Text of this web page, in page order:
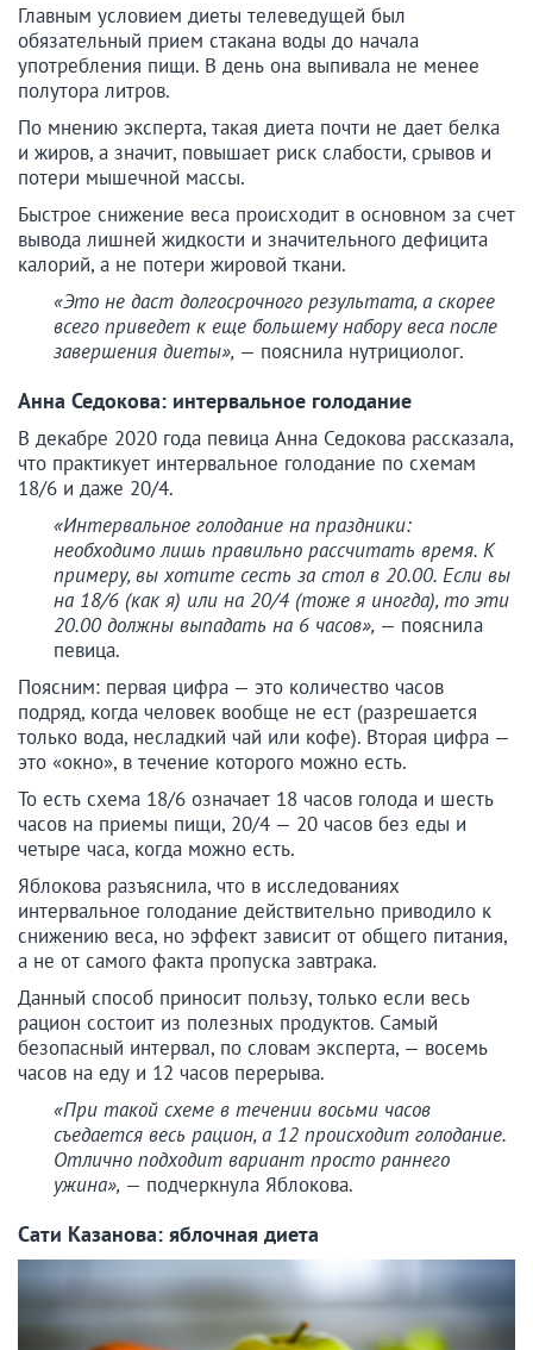
Главным условием диеты телеведущей был
обязательный прием стакана воды до начала
употребления пищи. В день она выпивала не менее
полутора литров.
По мнению эксперта, такая диета почти не дает белка
и жиров, а значит, повышает риск слабости, срывов и
потери мышечной массы.
Быстрое снижение веса происходит в основном за счет
вывода лишней жидкости и значительного дефицита
калорий, а не потери жировой ткани.
«Это не даст долгосрочного результата, а скорее
всего приведет к еще большему набору веса после
завершения диеты», — пояснила нутрициолог.
Анна Седокова: интервальное голодание
В декабре 2020 года певица Анна Седокова рассказала,
что практикует интервальное голодание по схемам
18/6 и даже 20/4.
«Интервальное голодание на праздники:
необходимо лишь правильно рассчитать время. К
примеру, вы хотите сесть за стол в 20.00. Если вы
на 18/6 (как я) или на 20/4 (тоже я иногда), то эти
20.00 должны выпадать на 6 часов», — пояснила
певица.
Поясним: первая цифра — это количество часов
подряд, когда человек вообще не ест (разрешается
только вода, несладкий чай или кофе). Вторая цифра —
это «окно», в течение которого можно есть.
То есть схема 18/6 означает 18 часов голода и шесть
часов на приемы пищи, 20/4 — 20 часов без еды и
четыре часа, когда можно есть.
Яблокова разъяснила, что в исследованиях
интервальное голодание действительно приводило к
снижению веса, но эффект зависит от общего питания,
а не от самого факта пропуска завтрака.
Данный способ приносит пользу, только если весь
рацион состоит из полезных продуктов. Самый
безопасный интервал, по словам эксперта, — восемь
часов на еду и 12 часов перерыва.
«При такой схеме в течении восьми часов
съедается весь рацион, а 12 происходит голодание.
Отлично подходит вариант просто раннего
ужина», — подчеркнула Яблокова.
Сати Казанова: яблочная диета